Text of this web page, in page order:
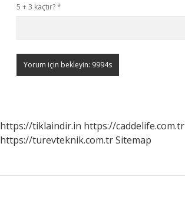
5 + 3 kaçtır?*
https://tiklaindir.in https://caddelife.com.tr
https://turevteknik.com.trSitemap